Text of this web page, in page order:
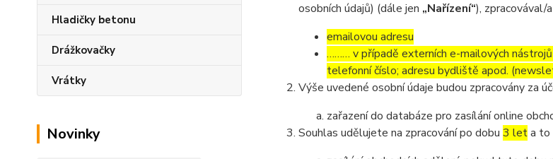
Hladičky betonu
Drážkovačky
Vrátky
Novinky
osobních údajů) (dále jen „Nařízení“), zpracovával/
emailovou adresu
……… v případě externích e-mailových
telefonní číslo; adresu bydliště apod.
Výše uvedené osobní údaje budou zpracovány za
zařazení do databáze pro zasílání online
Souhlas udělujete na zpracování po dobu 3 leta to